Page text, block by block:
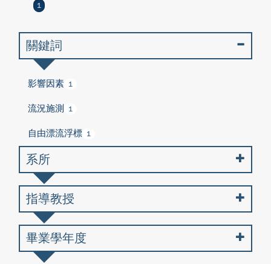
1
關鍵詞
影響因素 1
流況施測 1
自由漂流浮標 1
系所
指導教授
畢業學年度